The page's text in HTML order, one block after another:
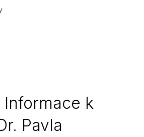
Informace k
Pavla